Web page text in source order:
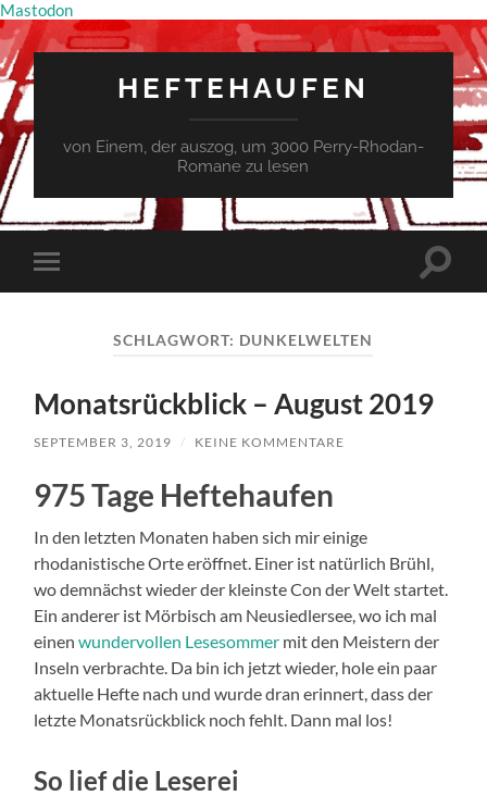
Mastodon
HEFTEHAUFEN
von Einem, der auszog, um 3000 Perry-Rhodan-
Romane zu lesen
Mobile-
Menü
SCHLAGWORT: DUNKELWELTEN
Monatsrückblick – August 2019
SEPTEMBER 3, 2019 / KEINE KOMMENTARE
975 Tage Heftehaufen
In den letzten Monaten haben sich mir einige
rhodanistische Orte eröffnet. Einer ist natürlich Brühl,
wo demnächst wieder der kleinste Con der Welt startet.
Ein anderer ist Mörbisch am Neusiedlersee, wo ich mal
einenwundervollen Lesesommer mit den Meistern der
Inseln verbrachte. Da bin ich jetzt wieder, hole ein paar
aktuelle Hefte nach und wurde dran erinnert, dass der
letzte Monatsrückblick noch fehlt. Dann mal los!
So lief die Leserei